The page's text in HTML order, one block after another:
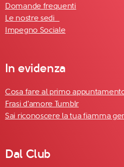
Domande frequenti
Le nostre sedi
Impegno Sociale
In evidenza
Cosa fare al primo
Frasi d'amore Tumblr
Sai riconoscere la tua fiamma
Dal Club